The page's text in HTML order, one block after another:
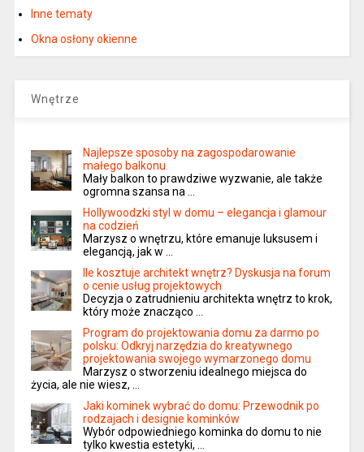
Inne tematy
Okna osłony okienne
Wnętrze
Najlepsze sposoby na zagospodarowanie
małego balkonu
Mały balkon to prawdziwe wyzwanie, ale także
ogromna szansa na …
Hollywoodzki styl w domu – elegancja i glamour
na codzień
Marzysz o wnętrzu, które emanuje luksusem i
elegancją, jak w …
Ile kosztuje architekt wnętrz? Dyskusja na forum
o cenie usług projektowych
Decyzja o zatrudnieniu architekta wnętrz to krok,
który może znacząco …
Program do projektowania domu za darmo po
polsku: Odkryj narzędzia do kreatywnego
projektowania swojego wymarzonego domu
Marzysz o stworzeniu idealnego miejsca do
życia, ale nie wiesz, …
Jaki kominek wybrać do domu: Przewodnik po
rodzajach i designie kominków
Wybór odpowiedniego kominka do domu to nie
tylko kwestia estetyki, …